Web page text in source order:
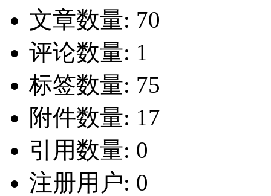
文章数量: 70
评论数量: 1
标签数量: 75
附件数量: 17
引用数量: 0
注册用户: 0